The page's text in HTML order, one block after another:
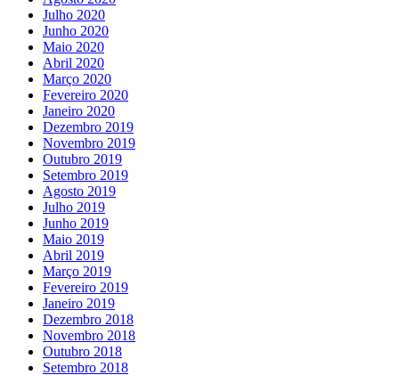
Julho 2020
Junho 2020
Maio 2020
Abril 2020
Março 2020
Fevereiro 2020
Janeiro 2020
Dezembro 2019
Novembro 2019
Outubro 2019
Setembro 2019
Agosto 2019
Julho 2019
Junho 2019
Maio 2019
Abril 2019
Março 2019
Fevereiro 2019
Janeiro 2019
Dezembro 2018
Novembro 2018
Outubro 2018
Setembro 2018